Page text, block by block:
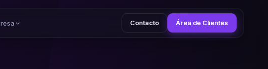
Contacto Área de Clientes